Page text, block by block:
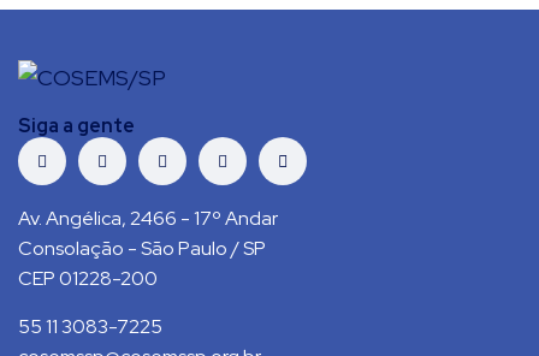
Siga a gente
Av. Angélica, 2466 - 17º Andar
Consolação - São Paulo / SP
CEP 01228-200
55 11 3083-7225